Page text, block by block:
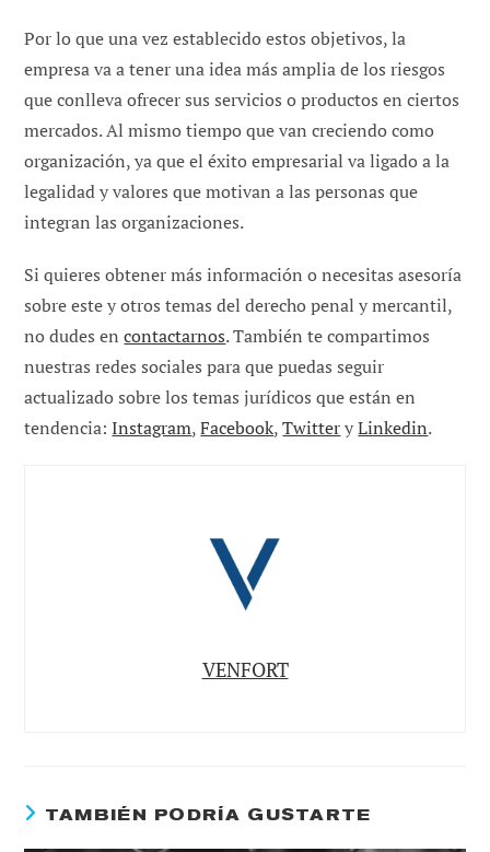
Por lo que una vez establecido estos objetivos, la
empresa va a tener una idea más amplia de los riesgos
que conlleva ofrecer sus servicios o productos en ciertos
mercados. Al mismo tiempo que van creciendo como
organización, ya que el éxito empresarial va ligado a la
legalidad y valores que motivan a las personas que
integran las organizaciones.
Si quieres obtener más información o necesitas asesoría
sobre este y otros temas del derecho penal y mercantil,
no dudes encontactarnos. También te compartimos
nuestras redes sociales para que puedas seguir
actualizado sobre los temas jurídicos que están en
tendencia:Instagram,Facebook,TwitteryLinkedin.
VENFORT
TAMBIÉN PODRÍA GUSTARTE